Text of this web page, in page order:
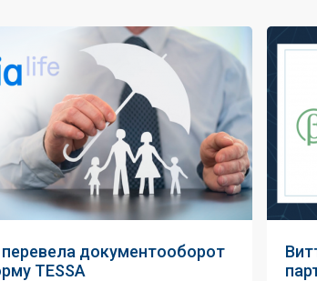
перевела документооборот
TESSA